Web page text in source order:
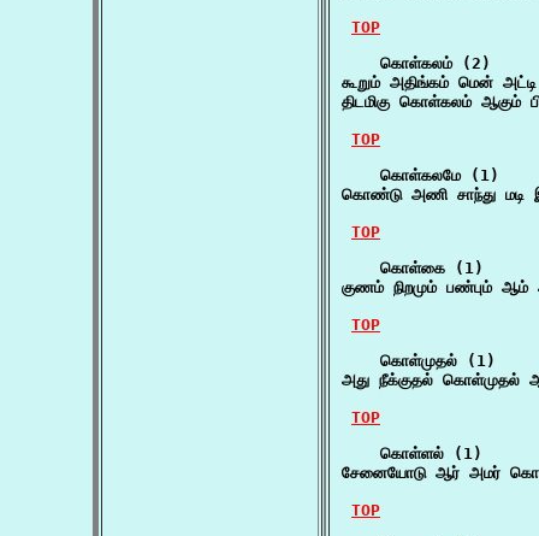
TOP
    கொள்கலம் (2)
கூறும் அதிங்கம் மென்
திடமிகு கொள்கலம்
TOP
    கொள்கலமே (1)
கொண்டு அணி சாந்து
TOP
    கொள்கை (1)
குணம் நிறமும் பண்பும்
TOP
    கொள்முதல் (1)
அது நீக்குதல்
TOP
    கொள்ளல் (1)
சேனையோடு ஆர் அமர்
TOP